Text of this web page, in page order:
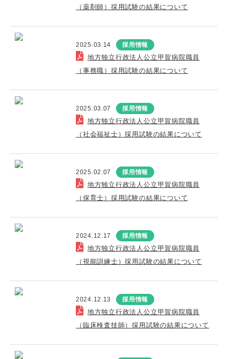
（薬剤師）採用試験の結果について
2025.03.14 採用情報
地方独立行政法人公立甲賀病院職員
（事務職）採用試験の結果について
2025.03.07 採用情報
地方独立行政法人公立甲賀病院職員
（社会福祉士）採用試験の結果について
2025.02.07 採用情報
地方独立行政法人公立甲賀病院職員
（保育士）採用試験の結果について
2024.12.17 採用情報
地方独立行政法人公立甲賀病院職員
（視能訓練士）採用試験の結果について
2024.12.13 採用情報
地方独立行政法人公立甲賀病院職員
（臨床検査技師）採用試験の結果について